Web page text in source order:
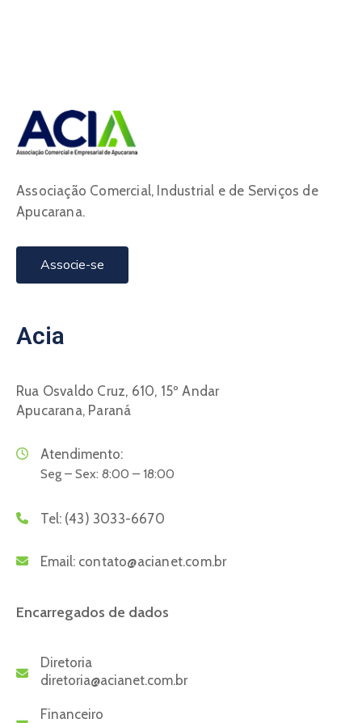
Associação Comercial, Industrial e de Serviços de
Apucarana.
Associe-se
Acia
Rua Osvaldo Cruz, 610, 15º Andar
Apucarana, Paraná
Atendimento:
Seg – Sex: 8:00 – 18:00
Tel: (43) 3033-6670
Email: contato@acianet.com.br
Encarregados de dados
Diretoria
diretoria@acianet.com.br
Financeiro